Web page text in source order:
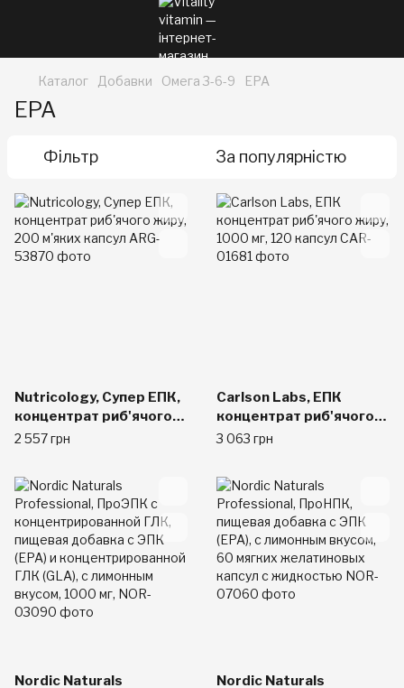
Каталог Добавки Омега 3-6-9 EPA
EPA
Фільтр За популярністю
Nutricology, Супер ЕПК,
концентрат риб'ячого
жиру, 200 м'яких капсул
2 557 грн
Carlson Labs, ЕПК
концентрат риб'ячого
жиру, 1000 мг, 120
3 063 грн
Nordic Naturals
Nordic Naturals